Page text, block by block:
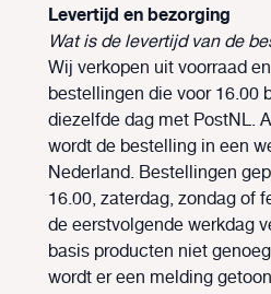
Levertijd en bezorging
Wat is de levertijd van de
Wij verkopen uit voorraad
bestellingen die voor 16.00
diezelfde dag met PostNL.
wordt de bestelling in een
Nederland. Bestellingen
16.00, zaterdag, zondag of
de eerstvolgende werkdag
basis producten niet
wordt er een melding